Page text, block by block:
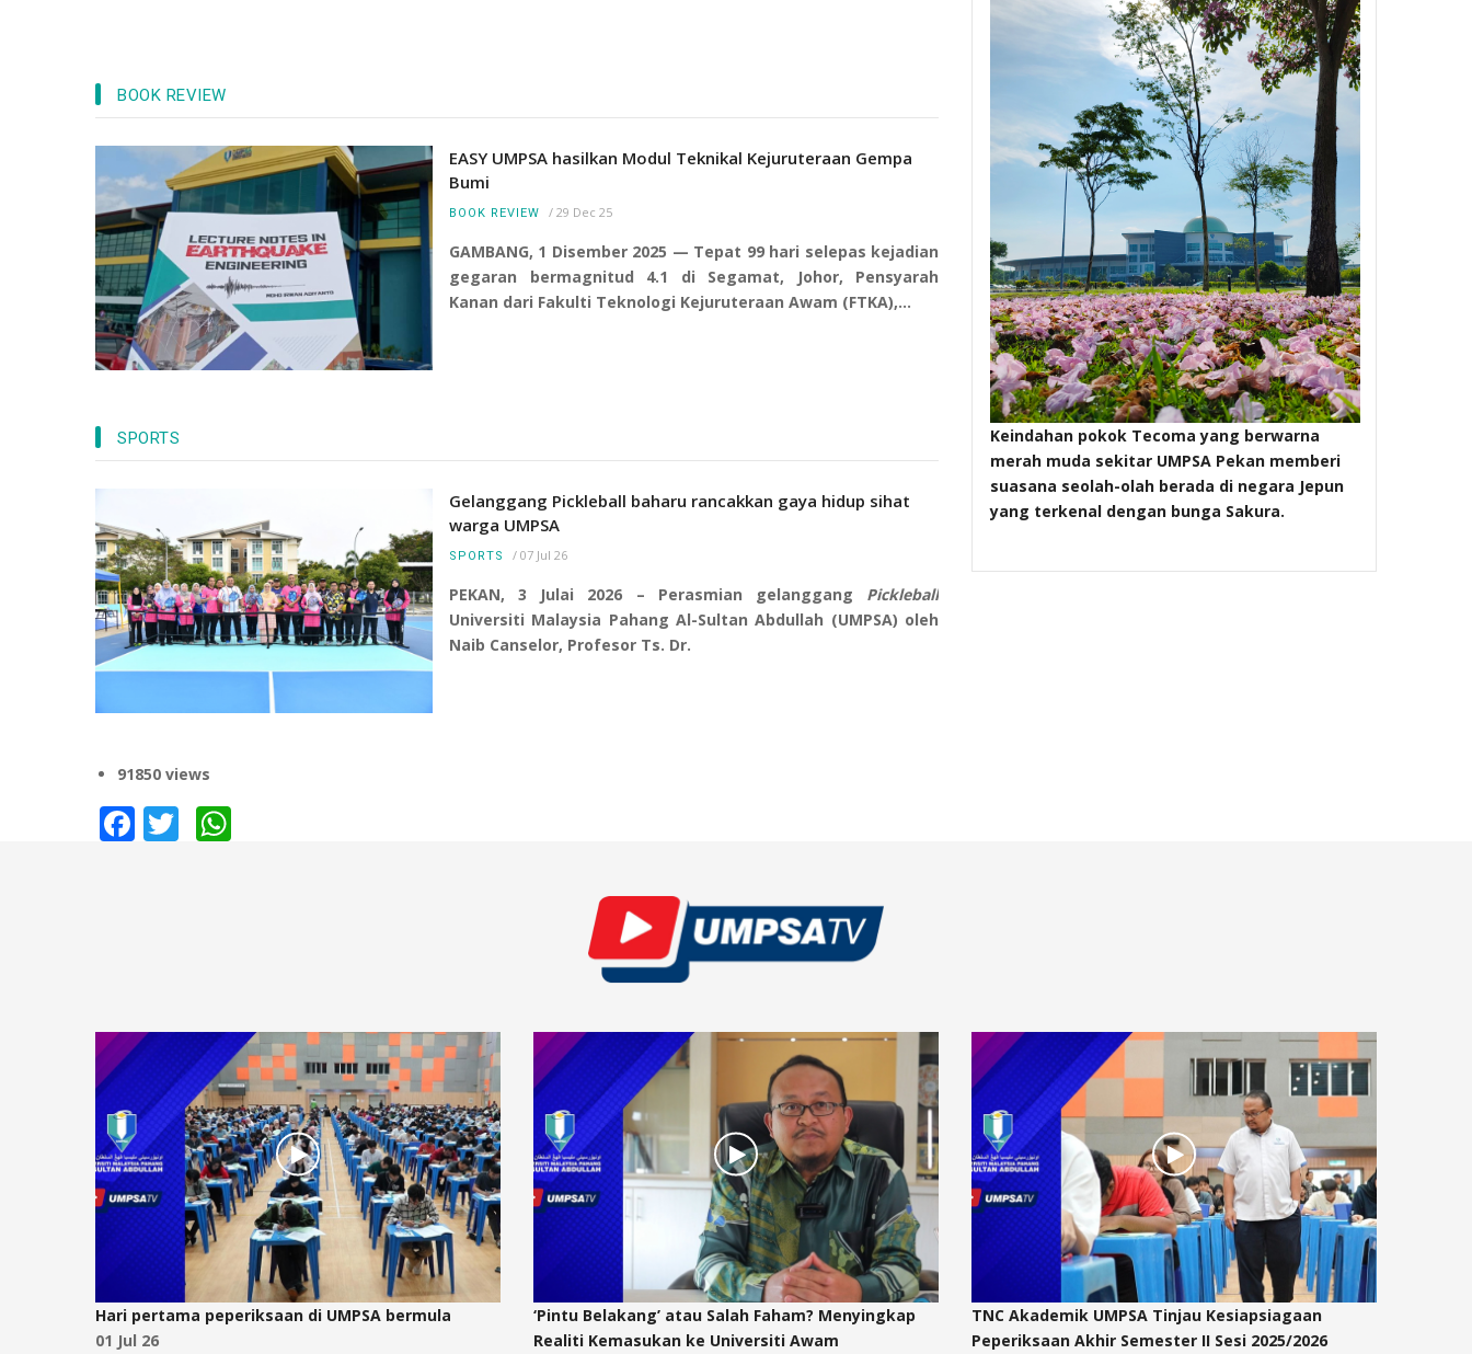
BOOK REVIEW
EASY UMPSA hasilkan Modul Teknikal Kejuruteraan Gempa
Bumi
BOOK REVIEW / 29 Dec 25
GAMBANG, 1 Disember 2025 — Tepat 99 hari selepas kejadian
gegaran bermagnitud 4.1 di Segamat, Johor, Pensyarah
Kanan dari Fakulti Teknologi Kejuruteraan Awam (FTKA),…
SPORTS
Gelanggang Pickleball baharu rancakkan gaya hidup sihat
warga UMPSA
SPORTS / 07 Jul 26
PEKAN, 3 Julai 2026 – Perasmian gelanggang Pickleball
Universiti Malaysia Pahang Al-Sultan Abdullah (UMPSA) oleh
Naib Canselor, Profesor Ts. Dr.
91850 views
Facebook
Twitter
Wbl, Lantik
bangunan Canseleri Tun Abdul Razak (CTAR)
Universiti Malaysia Pahang Al-Sultan Abdullah
dibina pada 3 Ogos 2016 dan siap sepenuhnya
Keindahan pokok Tecoma yang berwarna
merah muda sekitar UMPSA Pekan memberi
suasana seolah-olah berada di negara Jepun
yang terkenal dengan bunga Sakura.
Hari pertama peperiksaan di UMPSA bermula
01 Jul 26
‘Pintu Belakang’ atau Salah Faham? Menyingkap
Realiti Kemasukan ke Universiti Awam
TNC Akademik UMPSA Tinjau Kesiapsiagaan
Peperiksaan Akhir Semester II Sesi 2025/2026